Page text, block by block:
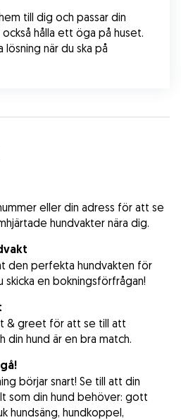
till dig och passar din
också hålla ett öga på huset.
lösning när du ska på
eller din adress för att se
hundvakter nära dig.
den perfekta hundvakten för
skicka en bokningsförfrågan!
& greet för att se till att
din hund är en bra match.
börjar snart! Se till att din
som din hund behöver: gott
hundsäng, hundkoppel,